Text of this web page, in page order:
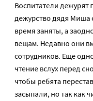
Воспитатели дежурят
дежурство дядя Миша
время заняты, а
вещам. Недавно они
сотрудников. Еще
чтение вслух перед
чтобы ребята
засыпали, но так как